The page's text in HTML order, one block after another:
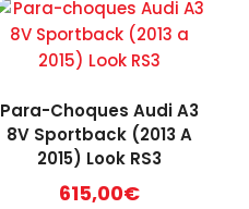
Para-Choques Audi A3
8V Sportback (2013 A
2015) Look RS3
615,00€